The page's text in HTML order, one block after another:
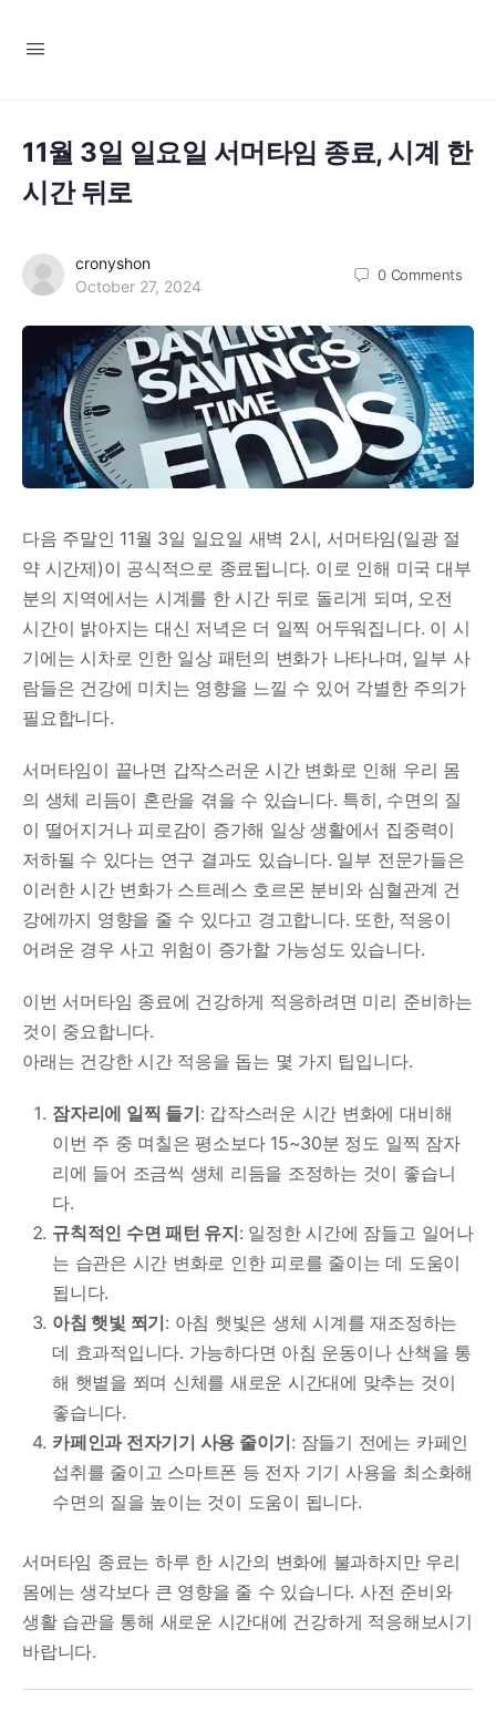
11월 3일 일요일 서머타임 종료, 시계 한
시간 뒤로
cronyshon
October 27, 2024
0 Comments
다음 주말인 11월 3일 일요일 새벽 2시, 서머타임(일광 절
약 시간제)이 공식적으로 종료됩니다. 이로 인해 미국 대부
분의 지역에서는 시계를 한 시간 뒤로 돌리게 되며, 오전
시간이 밝아지는 대신 저녁은 더 일찍 어두워집니다. 이 시
기에는 시차로 인한 일상 패턴의 변화가 나타나며, 일부 사
람들은 건강에 미치는 영향을 느낄 수 있어 각별한 주의가
필요합니다.
서머타임이 끝나면 갑작스러운 시간 변화로 인해 우리 몸
의 생체 리듬이 혼란을 겪을 수 있습니다. 특히, 수면의 질
이 떨어지거나 피로감이 증가해 일상 생활에서 집중력이
저하될 수 있다는 연구 결과도 있습니다. 일부 전문가들은
이러한 시간 변화가 스트레스 호르몬 분비와 심혈관계 건
강에까지 영향을 줄 수 있다고 경고합니다. 또한, 적응이
어려운 경우 사고 위험이 증가할 가능성도 있습니다.
이번 서머타임 종료에 건강하게 적응하려면 미리 준비하는
것이 중요합니다.
아래는 건강한 시간 적응을 돕는 몇 가지 팁입니다.
잠자리에 일찍 들기: 갑작스러운 시간 변화에 대비해
이번 주 중 며칠은 평소보다 15~30분 정도 일찍 잠자
리에 들어 조금씩 생체 리듬을 조정하는 것이 좋습니
다.
규칙적인 수면 패턴 유지: 일정한 시간에 잠들고 일어나
는 습관은 시간 변화로 인한 피로를 줄이는 데 도움이
됩니다.
아침 햇빛 쬐기: 아침 햇빛은 생체 시계를 재조정하는
데 효과적입니다. 가능하다면 아침 운동이나 산책을 통
해 햇볕을 쬐며 신체를 새로운 시간대에 맞추는 것이
좋습니다.
카페인과 전자기기 사용 줄이기: 잠들기 전에는 카페인
섭취를 줄이고 스마트폰 등 전자 기기 사용을 최소화해
수면의 질을 높이는 것이 도움이 됩니다.
서머타임 종료는 하루 한 시간의 변화에 불과하지만 우리
몸에는 생각보다 큰 영향을 줄 수 있습니다. 사전 준비와
생활 습관을 통해 새로운 시간대에 건강하게 적응해보시기
바랍니다.